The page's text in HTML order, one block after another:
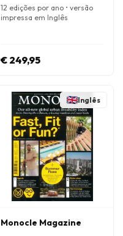
12 edições por ano • versão
impressa em Inglês
€ 249,95
Inglês
Monocle Magazine